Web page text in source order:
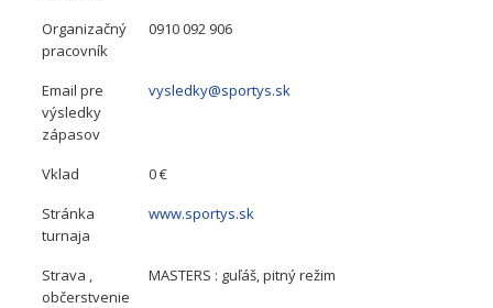
Organizačný
pracovník
0910 092 906
Email pre
výsledky
zápasov
vysledky@sportys.sk
Vklad
0 €
Stránka
turnaja
www.sportys.sk
Strava ,
občerstvenie
MASTERS : guľáš, pitný režim